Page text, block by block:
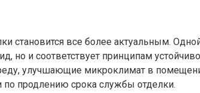
становится все более актуальным.
но и соответствует принципам
улучшающие микроклимат в
продлению срока службы отделки.